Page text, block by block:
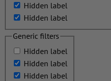
Hidden label
Hidden label
Generic filters
Hidden label
Hidden label
Hidden label